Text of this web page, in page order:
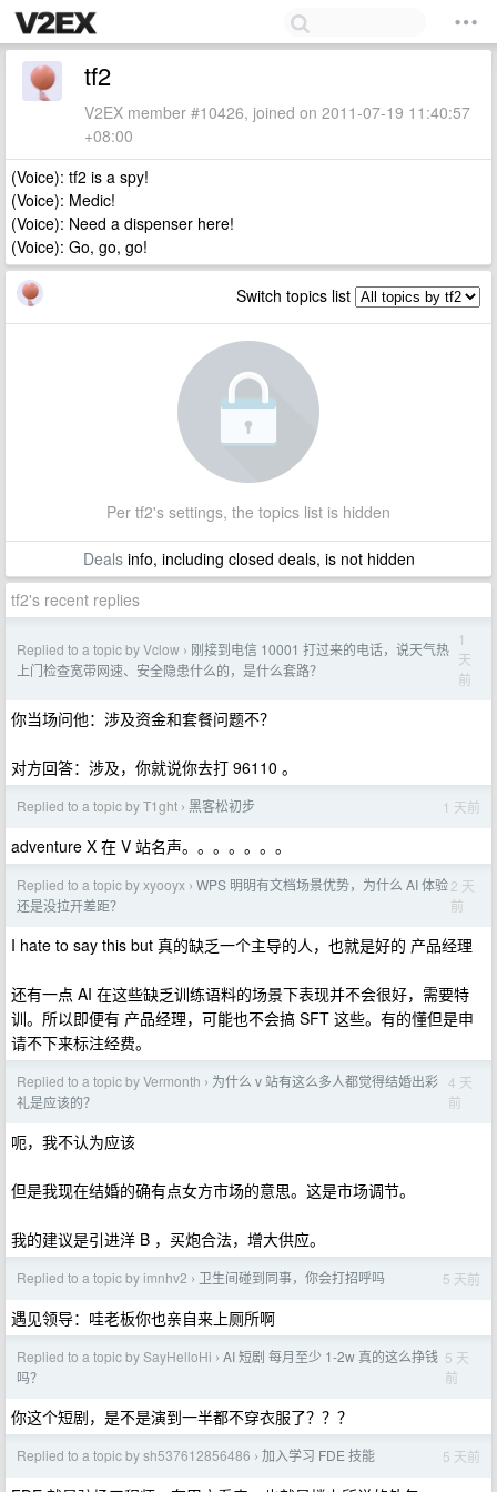
tf2
V2EX member #10426, joined on 2011-07-19 11:40:57
+08:00
(Voice): tf2 is a spy!
(Voice): Medic!
(Voice): Need a dispenser here!
(Voice): Go, go, go!
Switch topics list
Per tf2's settings, the topics list is hidden
Dealsinfo, including closed deals, is not hidden
tf2's recent replies
Replied to a topic by Vclow › 刚接到电信 10001 打过来的电话，说天气热
上门检查宽带网速、安全隐患什么的，是什么套路？
1
天
前
你当场问他：涉及资金和套餐问题不？
对方回答：涉及，你就说你去打 96110 。
Replied to a topic by T1ght › 黑客松初步 1 天前
adventure X 在 V 站名声。。。。。。。
Replied to a topic by xyooyx › WPS 明明有文档场景优势，为什么 AI 体验
还是没拉开差距？
2 天
前
I hate to say this but 真的缺乏一个主导的人，也就是好的 产品经理
还有一点 AI 在这些缺乏训练语料的场景下表现并不会很好，需要特
训。所以即便有 产品经理，可能也不会搞 SFT 这些。有的懂但是申
请不下来标注经费。
Replied to a topic by Vermonth › 为什么 v 站有这么多人都觉得结婚出彩
礼是应该的？
4 天
前
呃，我不认为应该
但是我现在结婚的确有点女方市场的意思。这是市场调节。
我的建议是引进洋 B ，买炮合法，增大供应。
Replied to a topic by imnhv2 › 卫生间碰到同事，你会打招呼吗 5 天前
遇见领导：哇老板你也亲自来上厕所啊
Replied to a topic by SayHelloHi › AI 短剧 每月至少 1-2w 真的这么挣钱
吗？
5 天
前
你这个短剧，是不是演到一半都不穿衣服了？？？
Replied to a topic by sh537612856486 › 加入学习 FDE 技能 5 天前